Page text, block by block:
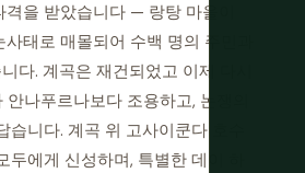
을 받았습니다 — 랑탕 마을이
태로 매몰되어 수백 명의 주민과
다. 계곡은 재건되었고 이제 다시
나푸르나보다 조용하고, 논쟁의
습니다. 계곡 위 고사이쿤다 호수
두에게 신성하며, 특별한 데이 하